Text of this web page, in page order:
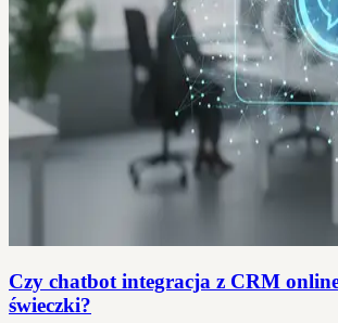
Czy chatbot integracja z CRM
świeczki?